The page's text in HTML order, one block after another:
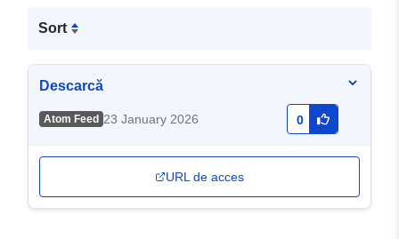
Sort
Descarcă
Atom Feed 23 January 2026 0
URL de acces